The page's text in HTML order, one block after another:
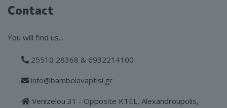
Contact
You will find us...
25510 28368 & 6932214100
info@bambolavaptisi.gr
Venizelou 31 - Opposite KTEL, Alexandroupolis,